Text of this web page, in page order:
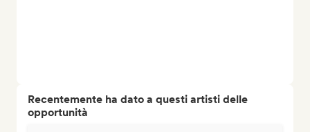
Recentemente ha dato a questi artisti delle
opportunità